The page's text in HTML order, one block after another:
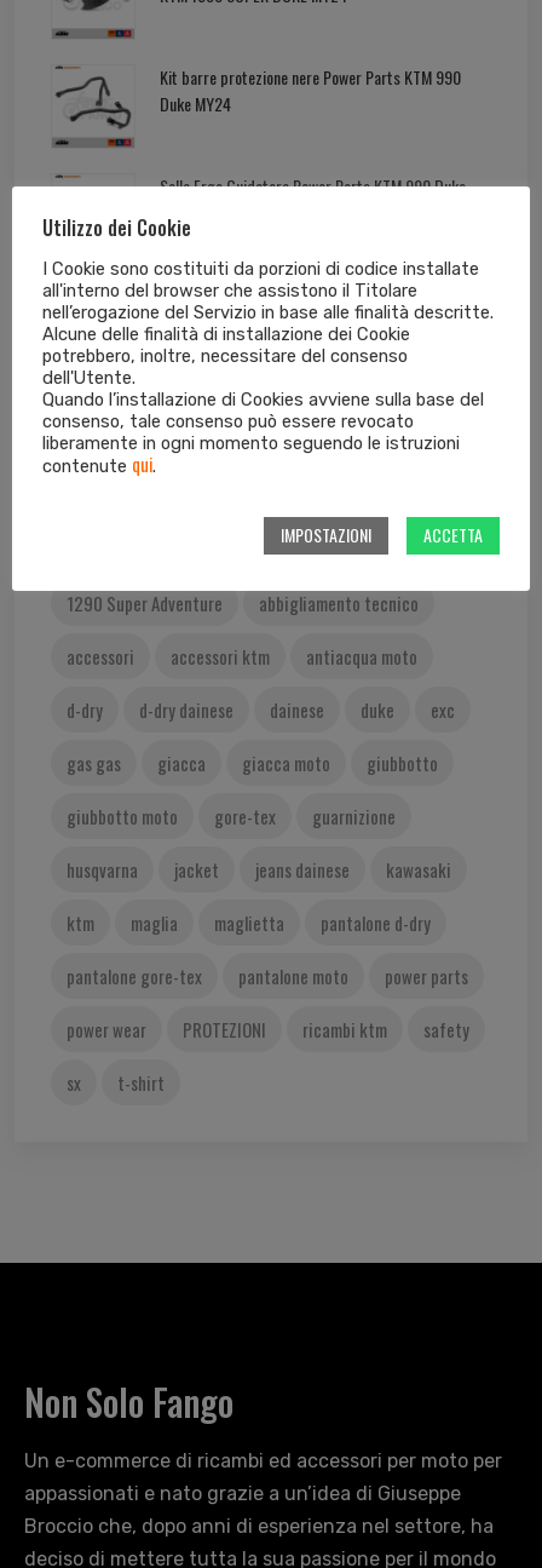
Kit barre protezione nere Power Parts KTM 990
Duke MY24
Sella Ergo Guidatore Power Parts KTM 990 Duke
Tag cloud dei prodotti
125 EXC 125 SX 250 EXC
250 EXC-F
450 EXC
1290 Super Adventure
abbigliamento tecnico
accessori
accessori ktm
antiacqua moto
d-dry
d-dry dainese dainese duke
exc
gas gas
giacca giacca moto
giubbotto
giubbotto moto
gore-tex
guarnizione
husqvarna
jacket jeans dainese
kawasaki
ktm
maglia maglietta
pantalone d-dry
pantalone gore-tex
pantalone moto
power parts
power wear
PROTEZIONI ricambi ktm
safety
sx
t-shirt
Non Solo Fango
Un e-commerce di ricambi ed accessori per moto per
appassionati e nato grazie a un’idea di Giuseppe
Broccio che, dopo anni di esperienza nel settore, ha
deciso di mettere tutta la sua passione per il mondo
Utilizzo dei Cookie
I Cookie sono costituiti da porzioni di codice installate
all'interno del browser che assistono il Titolare
nell’erogazione del Servizio in base alle finalità descritte.
Alcune delle finalità di installazione dei Cookie
potrebbero, inoltre, necessitare del consenso
dell'Utente.
Quando l’installazione di Cookies avviene sulla base del
consenso, tale consenso può essere revocato
liberamente in ogni momento seguendo le istruzioni
contenute qui.
IMPOSTAZIONI ACCETTA